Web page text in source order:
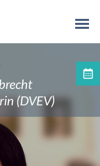
(DVEV)
Terminvereinbarung